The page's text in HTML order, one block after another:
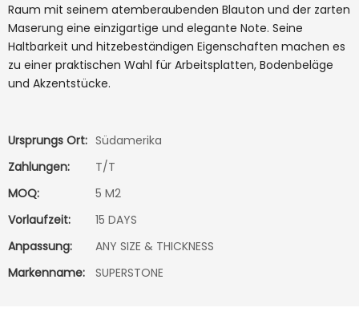
Raum mit seinem atemberaubenden Blauton und der zarten
Maserung eine einzigartige und elegante Note. Seine
Haltbarkeit und hitzebeständigen Eigenschaften machen es
zu einer praktischen Wahl für Arbeitsplatten, Bodenbeläge
und Akzentstücke.
Ursprungs Ort: Südamerika
Zahlungen:
T/T
MOQ:
5 M2
Vorlaufzeit:
15 DAYS
Anpassung:
ANY SIZE & THICKNESS
Markenname:
SUPERSTONE